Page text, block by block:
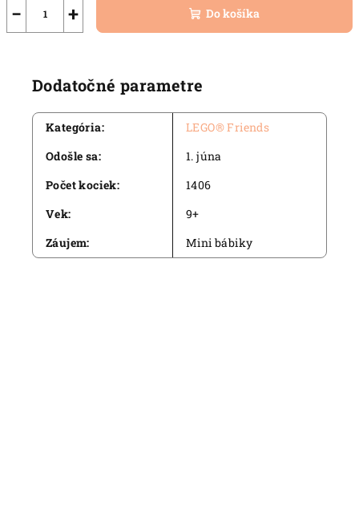
+
− Do košíka
Dodatočné parametre
Kategória:
LEGO® Friends
Odošle sa:
1. júna
Počet kociek:
1406
Vek:
9+
Záujem: Mini bábiky